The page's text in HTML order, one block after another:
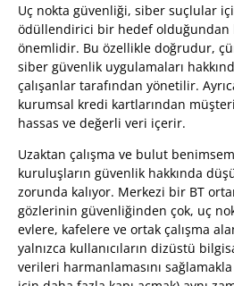
Uç nokta güvenliği, siber suçlular
ödüllendirici bir hedef olduğundan
önemlidir. Bu özellikle doğrudur,
siber güvenlik uygulamaları
çalışanlar tarafından yönetilir.
kurumsal kredi kartlarından
hassas ve değerli veri içerir.
Uzaktan çalışma ve bulut
kuruluşların güvenlik hakkında
zorunda kalıyor. Merkezi bir BT
gözlerinin güvenliğinden çok, uç
evlere, kafelere ve ortak çalışma
yalnızca kullanıcıların dizüstü
verileri harmanlamasını